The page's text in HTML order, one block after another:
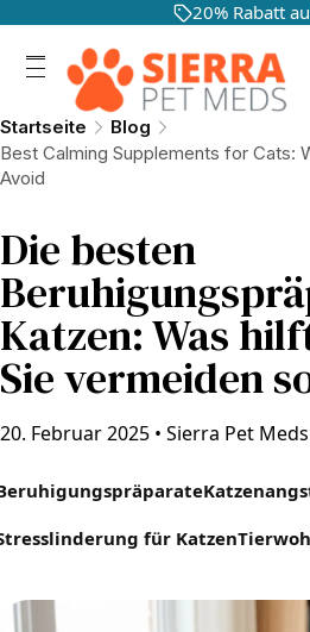
20% Rabatt
Startseite
Blog
Best Calming Supplements for Cats:
Avoid
Die besten
Katzen: Was
Sie vermeiden
20. Februar 2025 • Sierra Pet Meds
für Katzen